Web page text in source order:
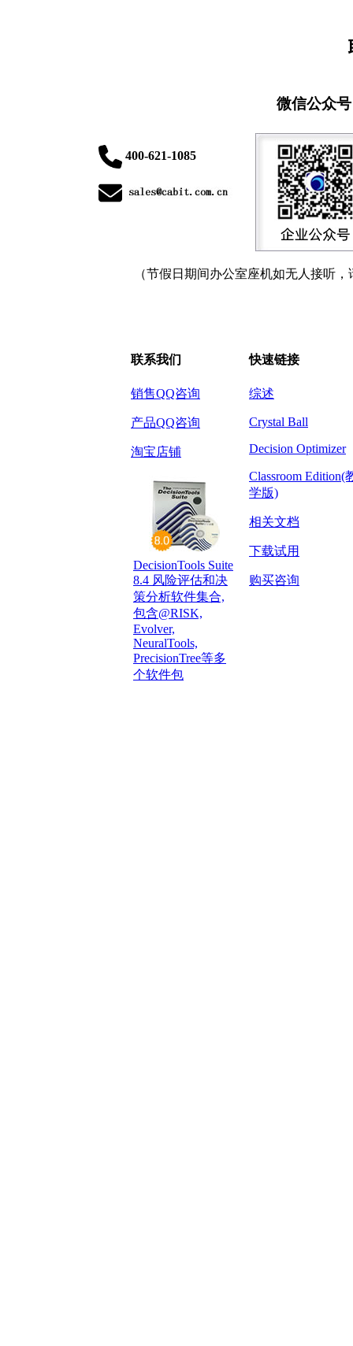
微信公众号
400-621-1085
（节假日期间办公室座机如无人接听
联系我们 快速链接
销售QQ咨询
产品QQ咨询
淘宝店铺
DecisionTools Suite
8.4 风险评估和决
策分析软件集合,
包含@RISK,
Evolver,
NeuralTools,
PrecisionTree等多
个软件包
综述
Crystal Ball
Decision Optimizer
Classroom Edition(
学版)
相关文档
下载试用
购买咨询